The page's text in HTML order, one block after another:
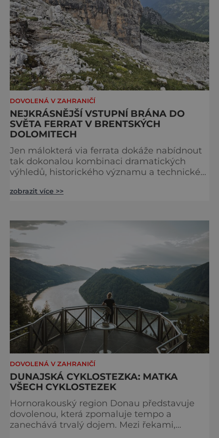
DOVOLENÁ V ZAHRANIČÍ
NEJKRÁSNĚJŠÍ VSTUPNÍ BRÁNA DO
SVĚTA FERRAT V BRENTSKÝCH
DOLOMITECH
Jen málokterá via ferrata dokáže nabídnout
tak dokonalou kombinaci dramatických
výhledů, historického významu a technické
Brentských Dolomit představuje vstupní
považován za jednu z nejkrásnějších
vysokohorských tras na světě. Přestože
samotná ferrata nepatří mezi techn
zobrazit více >>
DOVOLENÁ V ZAHRANIČÍ
DUNAJSKÁ CYKLOSTEZKA: MATKA
VŠECH CYKLOSTEZEK
Hornorakouský region Donau představuje
dovolenou, která zpomaluje tempo a
zanechává trvalý dojem. Mezi řekami,